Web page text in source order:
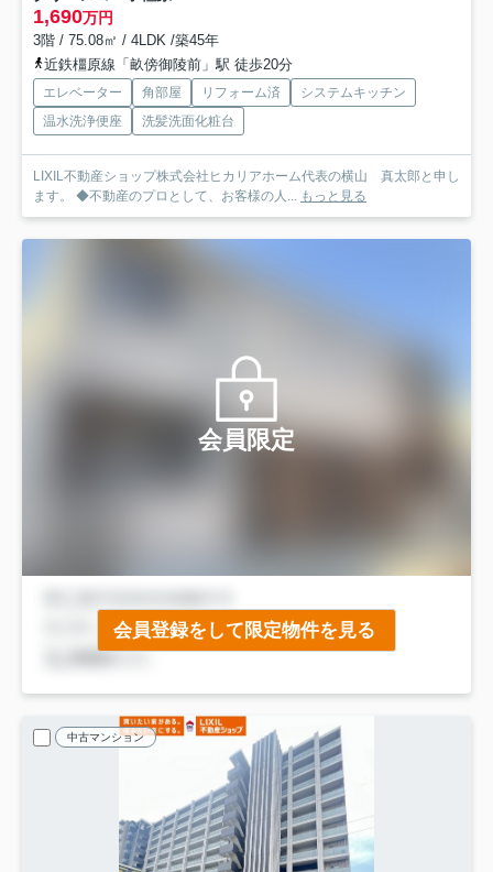
1,690万円
3階 / 75.08㎡ / 4LDK /築45年
近鉄橿原線「畝傍御陵前」駅 徒歩20分
エレベーター 角部屋 リフォーム済
システムキッチン
温水洗浄便座
洗髪洗面化粧台
LIXIL不動産ショップ株式会社ヒカリアホーム代表の横山 真太郎と申し
ます。 ◆不動産のプロとして、お客様の人...
もっと見る
会員限定
会員登録をして限定物件を見る
中古マンション